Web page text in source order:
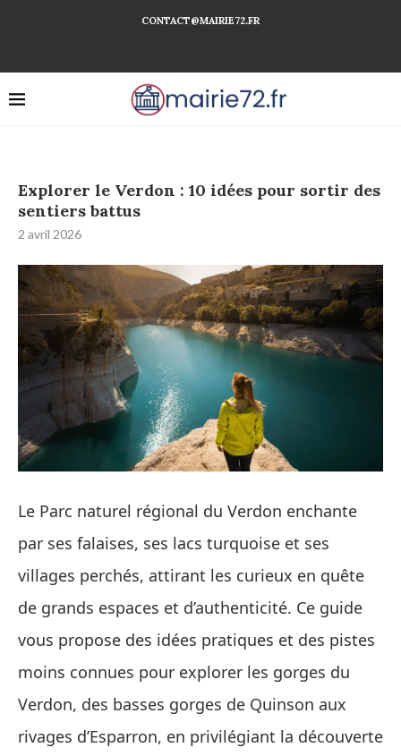
CONTACT@MAIRIE72.FR
Explorer le Verdon : 10 idées pour sortir des
sentiers battus
2 avril 2026
Le Parc naturel régional du Verdon enchante
par ses falaises, ses lacs turquoise et ses
villages perchés, attirant les curieux en quête
de grands espaces et d’authenticité. Ce guide
vous propose des idées pratiques et des pistes
moins connues pour explorer les gorges du
Verdon, des basses gorges de Quinson aux
rivages d’Esparron, en privilégiant la découverte